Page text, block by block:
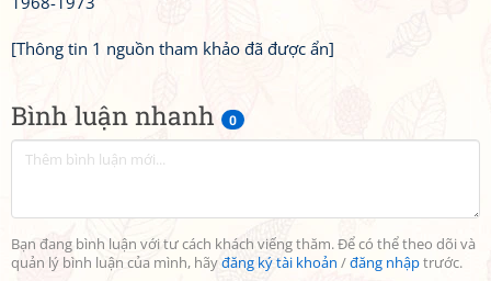
Bình luận nhanh 0
Bạn đang bình luận với tư cách khách viếng thăm. Để có thể theo dõi và
quản lý bình luận của mình, hãyđăng ký tài khoản /đăng nhậptrước.
[Thông tin 1 nguồn tham khảo đã được ẩn]